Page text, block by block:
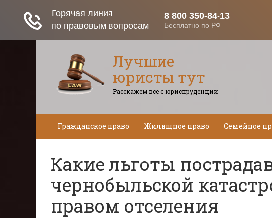
Лучшие
юристы тут
Расскажем все о юриспруденции
Гражданское право Жилищное право Семейное
Какие льготы
чернобыльской
правом отселения